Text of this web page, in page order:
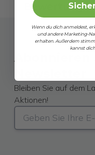
Abonnieren
Bleiben Sie auf dem
Aktionen!
Wenn du dich anmeldest,
und andere Marketing-
erhalten. Außerdem
kannst